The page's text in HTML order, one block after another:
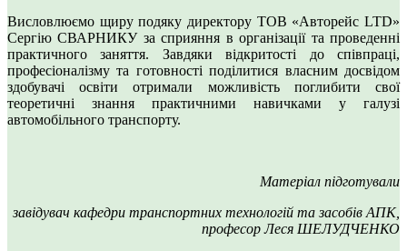
Висловлюємо щиру подяку директору ТОВ «Авторейс LTD»
Сергію СВАРНИКУ за сприяння в організації та проведенні
практичного заняття. Завдяки відкритості до співпраці,
професіоналізму та готовності поділитися власним досвідом
здобувачі освіти отримали можливість поглибити свої
теоретичні знання практичними навичками у галузі
автомобільного транспорту.
Матеріал підготували
завідувач кафедри транспортних технологій та засобів АПК,
професор Леся ШЕЛУДЧЕНКО